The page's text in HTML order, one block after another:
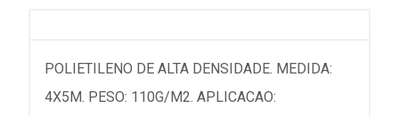
POLIETILENO DE ALTA DENSIDADE. MEDIDA:
4X5M. PESO: 110G/M2. APLICACAO: